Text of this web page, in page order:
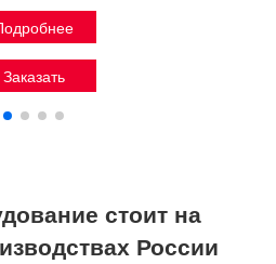
Заказать
стоит на
России